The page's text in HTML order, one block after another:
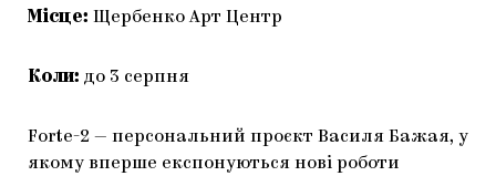
Місце: Щербенко Арт Центр
Коли: до 3 серпня
Forte-2 — персональний проєкт Василя Бажая, у
якому вперше експонуються нові роботи